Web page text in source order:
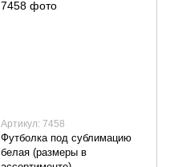
Артикул: 7458
Футболка под сублимацию
белая (размеры в